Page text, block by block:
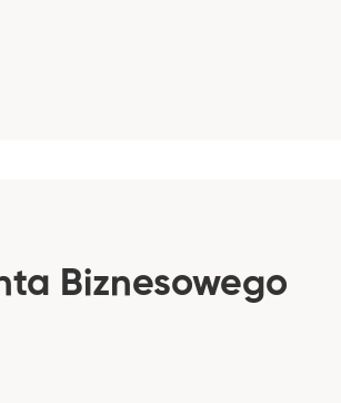
Biznesowego